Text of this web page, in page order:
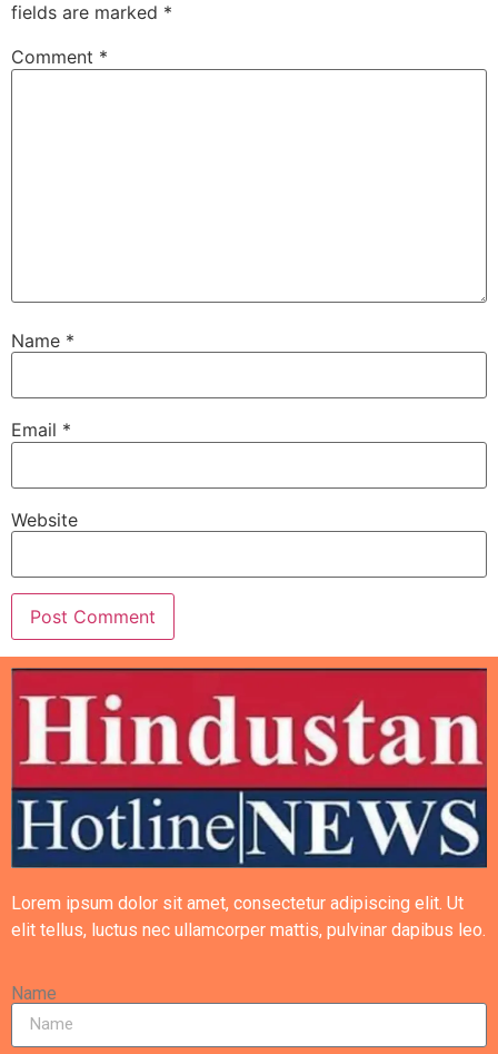
fields are marked *
Comment *
Name *
Email *
Website
Lorem ipsum dolor sit amet, consectetur adipiscing elit. Ut
elit tellus, luctus nec ullamcorper mattis, pulvinar dapibus leo.
Name